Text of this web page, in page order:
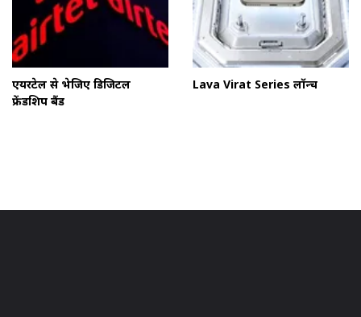
एयरटेल से भेजिए डिजिटल
फ्रेंडशिप बैंड
Lava Virat Series लॉन्च